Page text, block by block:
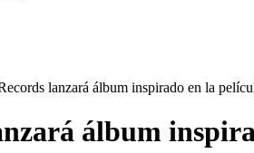
lanzará álbum inspirado en la
álbum